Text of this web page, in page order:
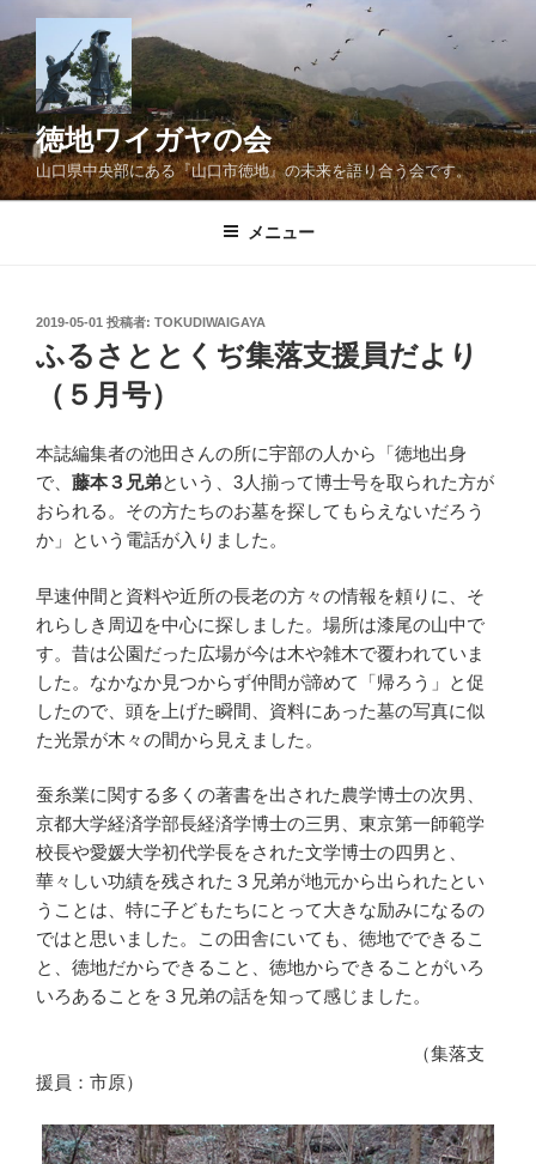
ン
テ
ン
ツ
へ
ス
徳地ワイガヤの会
山口県中央部にある『山口市徳地』の未来を語り合う会です。
メニュー
投
稿
日:
2019-05-01 投稿者: TOKUDIWAIGAYA
ふるさととくぢ集落支援員だより
（５月号）
本誌編集者の池田さんの所に宇部の人から「徳地出身
で、 藤本３兄弟という、3人揃って博士号を取られた方が
おられる。その方たちのお墓を探してもらえないだろう
か」という電話が入りました。
早速仲間と資料や近所の長老の方々の情報を頼りに、そ
れらしき周辺を中心に探しました。場所は漆尾の山中で
す。昔は公園だった広場が今は木や雑木で覆われていま
した。なかなか見つからず仲間が諦めて「帰ろう」と促
したので、頭を上げた瞬間、資料にあった墓の写真に似
た光景が木々の間から見えました。
蚕糸業に関する多くの著書を出された農学博士の次男、
京都大学経済学部長経済学博士の三男、東京第一師範学
校長や愛媛大学初代学長をされた文学博士の四男と、
華々しい功績を残された３兄弟が地元から出られたとい
うことは、特に子どもたちにとって大きな励みになるの
ではと思いました。この田舎にいても、徳地でできるこ
と、徳地だからできること、徳地からできることがいろ
いろあることを３兄弟の話を知って感じました。
（集落支
援員：市原）